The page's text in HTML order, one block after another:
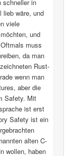
schneller in
lieb wäre, und
viele
und
muss
da man
Rust-
wenn man
aber die
Safety. Mit
ist erst
Safety ist ein
alten C-
wollen, haben